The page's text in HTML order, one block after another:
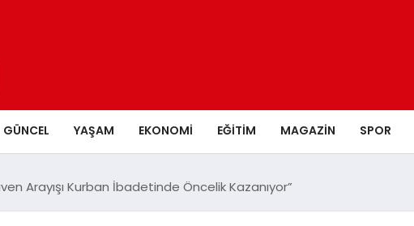
GÜNCEL YAŞAM EKONOMI EĞITIM MAGAZIN SPOR
Arayışı Kurban İbadetinde Öncelik Kazanıyor”